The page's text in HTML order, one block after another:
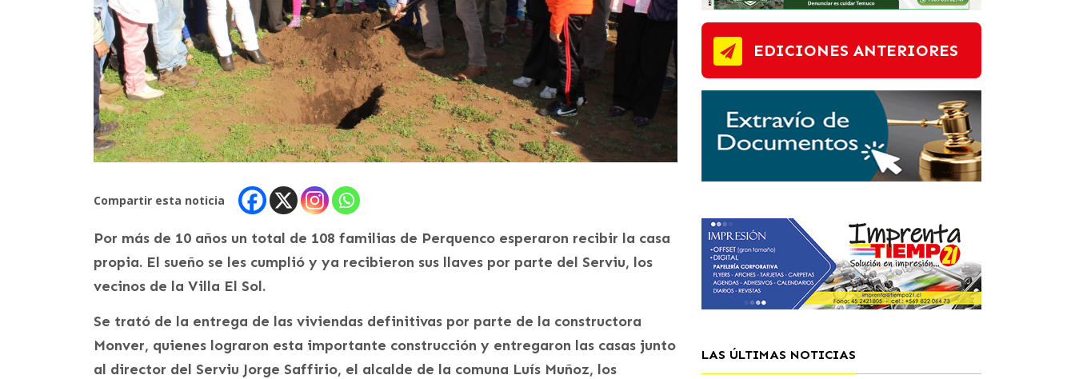
Compartir esta noticia
Por más de 10 años un total de 108 familias de Perquenco esperaron recibir la casa
propia. El sueño se les cumplió y ya recibieron sus llaves por parte del Serviu, los
vecinos de la Villa El Sol.
Se trató de la entrega de las viviendas definitivas por parte de la constructora
Monver, quienes lograron esta importante construcción y entregaron las casas junto
al director del Serviu Jorge Saffirio, el alcalde de la comuna Luís Muñoz, los
EDICIONES ANTERIORES
LAS ÚLTIMAS NOTICIAS